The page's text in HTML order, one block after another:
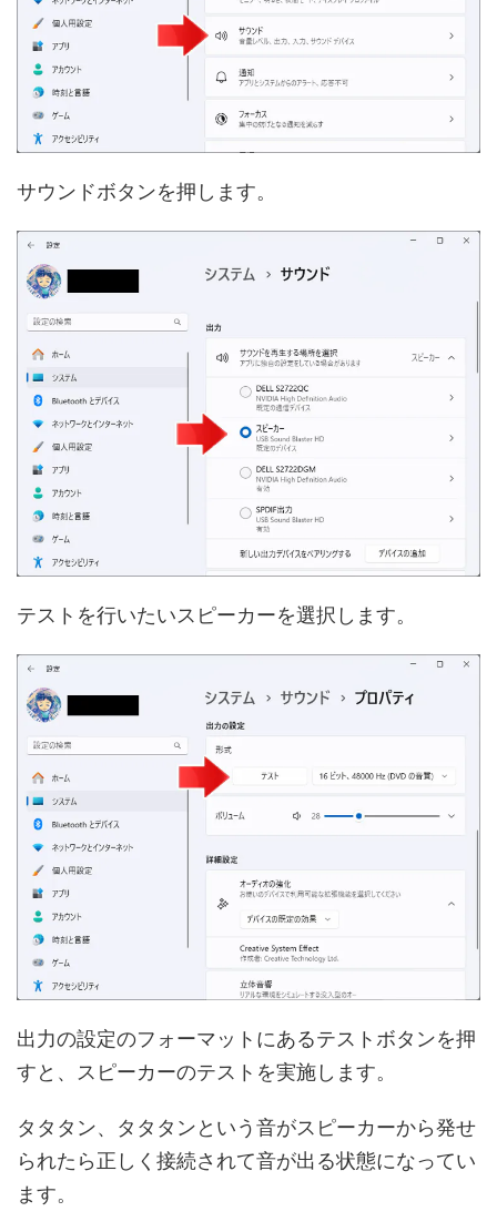
サウンドボタンを押します。
テストを行いたいスピーカーを選択します。
出力の設定のフォーマットにあるテストボタンを押
すと、スピーカーのテストを実施します。
タタタン、タタタンという音がスピーカーから発せ
られたら正しく接続されて音が出る状態になってい
ます。